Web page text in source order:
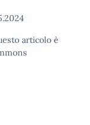
articolo è